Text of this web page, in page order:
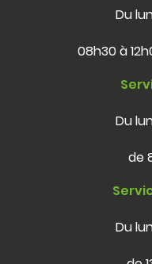
Du
08h30 à
Du
de
Du